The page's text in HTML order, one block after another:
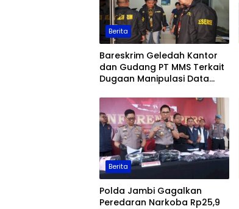
Berita
Bareskrim Geledah Kantor
dan Gudang PT MMS Terkait
Dugaan Manipulasi Data
Berita
Polda Jambi Gagalkan
Peredaran Narkoba Rp25,9